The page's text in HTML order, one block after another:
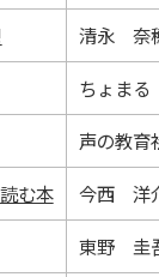
清永 奈
ちょまる
声の教育
む本 今西 洋
東野 圭